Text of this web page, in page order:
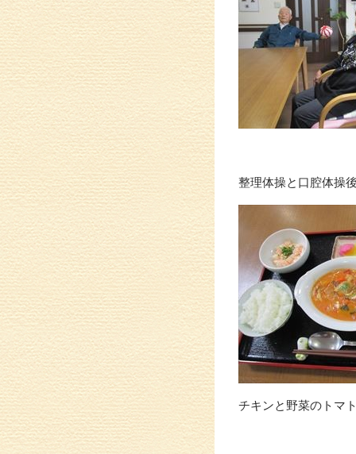
整理体操と口腔体操
チキンと野菜のトマ